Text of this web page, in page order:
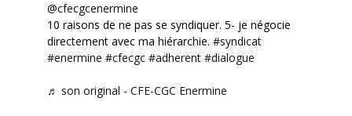
@cfecgcenermine
10 raisons de ne pas se syndiquer. 5- je négocie
directement avec ma hiérarchie. #syndicat
#enermine #cfecgc #adherent #dialogue
♬ son original - CFE-CGC Enermine